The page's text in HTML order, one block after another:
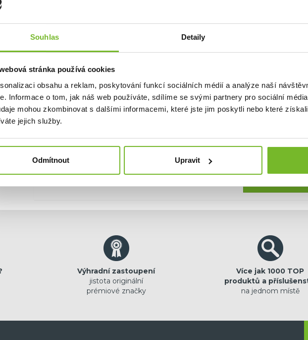
Souhlas Detaily
stránka používá cookies
obsahu a reklam, poskytování funkcí sociálních médií a analýze naší
Informace o tom, jak náš web používáte, sdílíme se svými partnery pro sociální
mohou zkombinovat s dalšími informacemi, které jste jim poskytli nebo které
jejich služby.
Odmítnout Upravit
Telefon
Novinky emailem
Ano, chci dostávat emailem novinky.
Výhradní zastoupení
jistota originální
prémiové značky
Více jak 1000 TOP
produktů a
na jednom místě